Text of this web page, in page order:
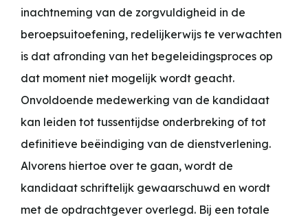
inachtneming van de zorgvuldigheid in de
beroepsuitoefening, redelijkerwijs te verwachten
is dat afronding van het begeleidingsproces op
dat moment niet mogelijk wordt geacht.
Onvoldoende medewerking van de kandidaat
kan leiden tot tussentijdse onderbreking of tot
definitieve beëindiging van de dienstverlening.
Alvorens hiertoe over te gaan, wordt de
kandidaat schriftelijk gewaarschuwd en wordt
met de opdrachtgever overlegd. Bij een totale